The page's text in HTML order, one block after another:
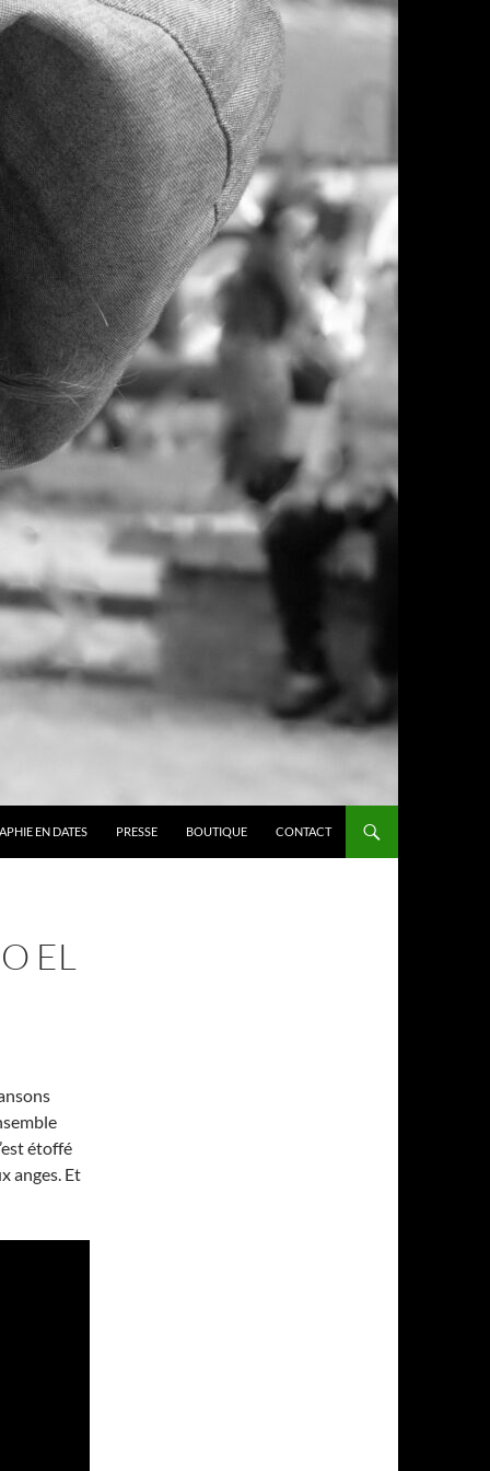
EN DATES PRESSE BOUTIQUE CONTACT
EL
étoffé
anges. Et